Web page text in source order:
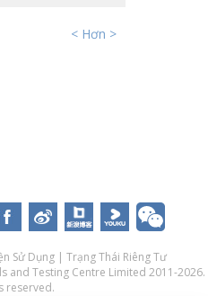
< Hơn >
Sử Dụng| Trạng Thái Riêng Tư
and Testing Centre Limited 2011-2026.
reserved.